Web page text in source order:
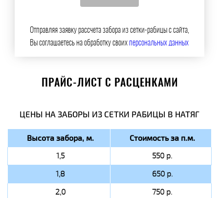
Отправляя заявку рассчета забора из сетки-рабицы с сайта,
Вы соглашаетесь на обработку своихперсональных данных
ПРАЙС-ЛИСТ С РАСЦЕНКАМИ
ЦЕНЫ НА ЗАБОРЫ ИЗ СЕТКИ РАБИЦЫ В НАТЯГ
Высота забора, м. Стоимость за п.м.
1,5
550 р.
1,8
650 р.
2,0
750 р.